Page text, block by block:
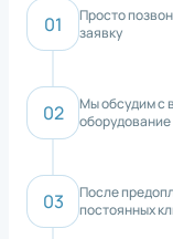
Просто
заявку
Мы обсудим с
оборудование
После
постоянных